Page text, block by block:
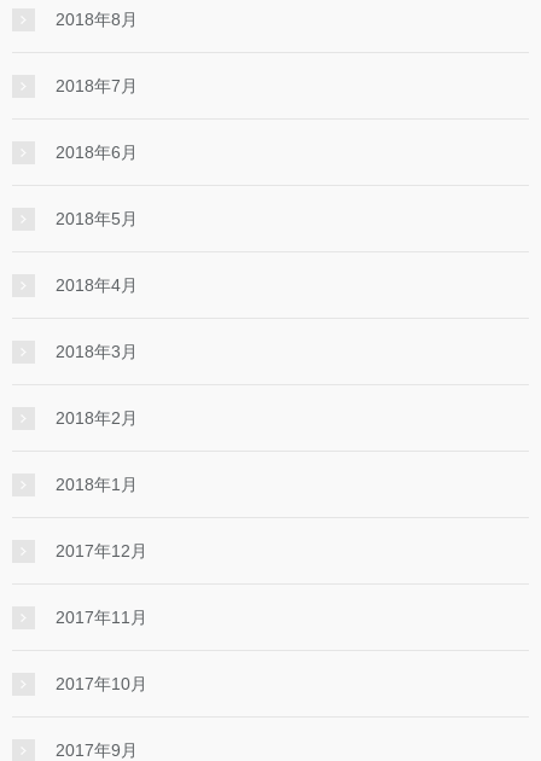
2018年8月
2018年7月
2018年6月
2018年5月
2018年4月
2018年3月
2018年2月
2018年1月
2017年12月
2017年11月
2017年10月
2017年9月